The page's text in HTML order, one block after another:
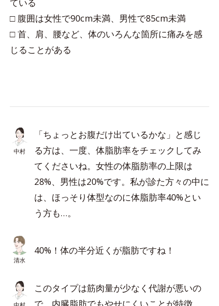
ている
□ 腹囲は女性で90cm未満、男性で85cm未満
□ 首、肩、腰など、体のいろんな箇所に痛みを感
じることがある
中村
「ちょっとお腹だけ出ているかな」と感じ
る方は、一度、体脂肪率をチェックしてみ
てくださいね。女性の体脂肪率の上限は
28%、男性は20%です。私が診た方々の中に
は、ほっそり体型なのに体脂肪率40%とい
う方も…。
清水
40%！体の半分近くが脂肪ですね！
このタイプは筋肉量が少なく代謝が悪いの
で、内臓脂肪でもやせにくいことが特徴。